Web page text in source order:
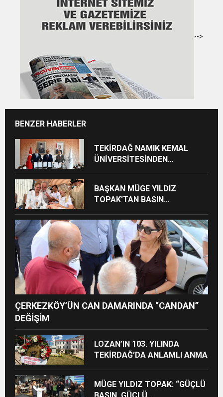
-->
BENZER HABERLER
TEKİRDAĞ NAMIK KEMAL
ÜNİVERSİTESİNDEN
BAŞKAN MÜGE YILDIZ
TOPAK’TAN BASIN
BULUŞMASI
ÇERKEZKÖY’ÜN CAN DAMARINDA “CANDAN”
DEĞİŞİM
LOZAN’IN 103. YILINDA
TEKİRDAĞ’DA ANLAMLI ANMA
MÜGE YILDIZ TOPAK: “GÜÇLÜ